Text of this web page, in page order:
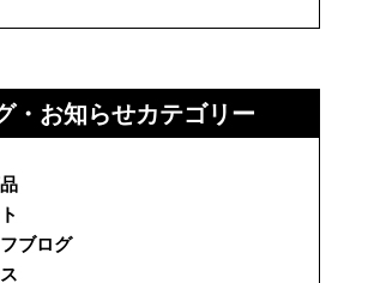
・お知らせカテゴリー
ブログ